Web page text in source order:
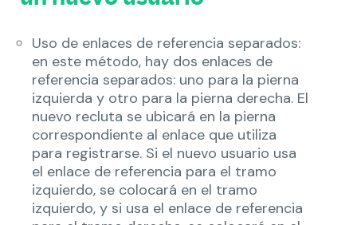
Uso de enlaces de referencia separados:
en este método, hay dos enlaces de
referencia separados: uno para la pierna
izquierda y otro para la pierna derecha. El
nuevo recluta se ubicará en la pierna
correspondiente al enlace que utiliza
para registrarse. Si el nuevo usuario usa
el enlace de referencia para el tramo
izquierdo, se colocará en el tramo
izquierdo, y si usa el enlace de referencia